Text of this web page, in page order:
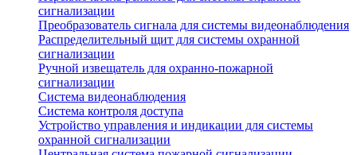
сигнализации
Преобразователь сигнала для системы видеонаблюдения
Распределительный щит для системы охранной
сигнализации
Ручной извещатель для охранно-пожарной
сигнализации
Система видеонаблюдения
Система контроля доступа
Устройство управления и индикации для системы
охранной сигнализации